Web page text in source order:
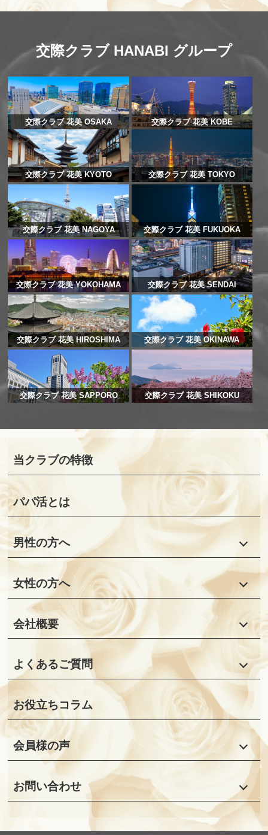
交際クラブ HANABI グループ
交際クラブ 花美 OSAKA 交際クラブ 花美 KOBE
交際クラブ 花美 KYOTO 交際クラブ 花美 TOKYO
交際クラブ 花美 NAGOYA 交際クラブ 花美 FUKUOKA
交際クラブ 花美 YOKOHAMA 交際クラブ 花美 SENDAI
交際クラブ 花美 HIROSHIMA 交際クラブ 花美 OKINAWA
交際クラブ 花美 SAPPORO 交際クラブ 花美 SHIKOKU
当クラブの特徴
パパ活とは
男性の方へ
女性の方へ
会社概要
よくあるご質問
お役立ちコラム
会員様の声
お問い合わせ